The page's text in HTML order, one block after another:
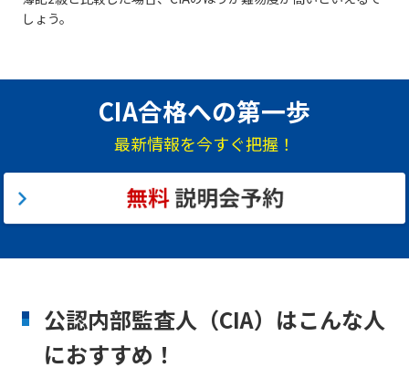
しょう。
CIA合格への第一歩
最新情報を今すぐ把握！
公認内部監査人（CIA）はこんな人
におすすめ！